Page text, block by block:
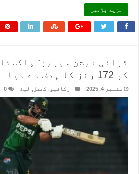
مزید پڑھیں
ٹرائی نیشن سیریز:
کو 172 رنز کا ہدف دے دیا
ستمبر 4, 2025 آرکائیو, کھیل, لیڈ 0